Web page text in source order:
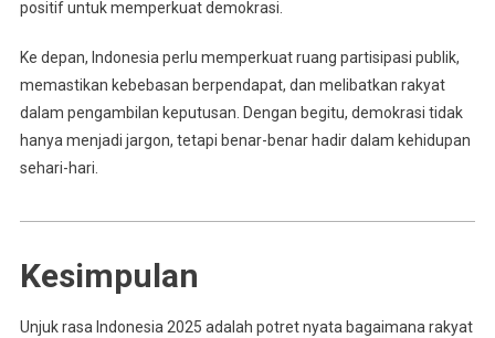
positif untuk memperkuat demokrasi.
Ke depan, Indonesia perlu memperkuat ruang partisipasi publik,
memastikan kebebasan berpendapat, dan melibatkan rakyat
dalam pengambilan keputusan. Dengan begitu, demokrasi tidak
hanya menjadi jargon, tetapi benar-benar hadir dalam kehidupan
sehari-hari.
Kesimpulan
Unjuk rasa Indonesia 2025 adalah potret nyata bagaimana rakyat